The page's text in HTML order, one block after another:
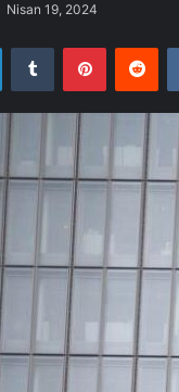
Nisan 19, 2024
LinkedInTumblr Pinterest